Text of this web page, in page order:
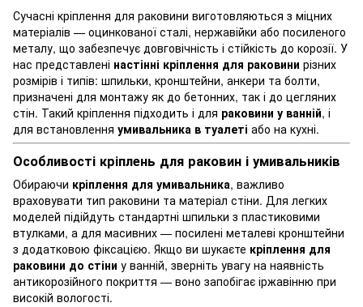
Сучасні кріплення для раковини виготовляються з міцних
матеріалів — оцинкованої сталі, нержавійки або посиленого
металу, що забезпечує довговічність і стійкість до корозії. У
нас представлені настінні кріплення для раковини різних
розмірів і типів: шпильки, кронштейни, анкери та болти,
призначені для монтажу як до бетонних, так і до цегляних
стін. Такий кріплення підходить і для раковини у ванній, і
для встановлення умивальника в туалеті або на кухні.
Особливості кріплень для раковин і умивальників
Обираючи кріплення для умивальника, важливо
враховувати тип раковини та матеріал стіни. Для легких
моделей підійдуть стандартні шпильки з пластиковими
втулками, а для масивних — посилені металеві кронштейни
з додатковою фіксацією. Якщо ви шукаєте кріплення для
раковини до стіни у ванній, зверніть увагу на наявність
антикорозійного покриття — воно запобігає іржавінню при
високій вологості.